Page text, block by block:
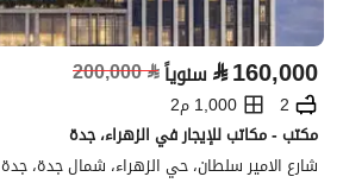
⃁160,000 سنوياً⃁
200,000
2
1,000 م2
مكتب - مكاتب للإيجار في الزهراء، جدة
شارع الامير سلطان، حي الزهراء، شمال جدة، جدة